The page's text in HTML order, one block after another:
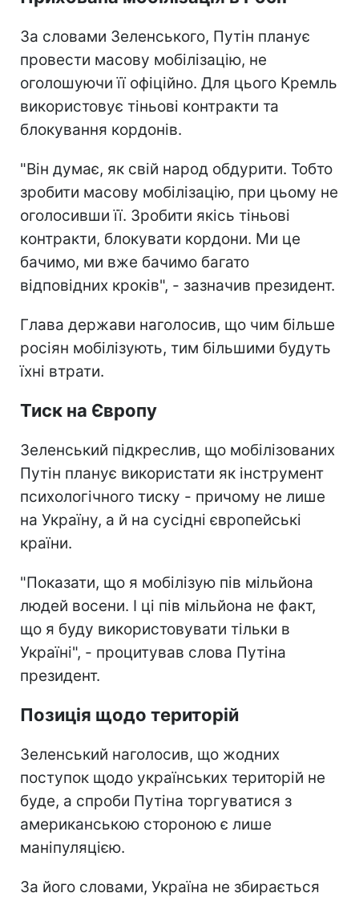
За словами Зеленського, Путін планує
провести масову мобілізацію, не
оголошуючи її офіційно. Для цього Кремль
використовує тіньові контракти та
блокування кордонів.
"Він думає, як свій народ обдурити. Тобто
зробити масову мобілізацію, при цьому не
оголосивши її. Зробити якісь тіньові
контракти, блокувати кордони. Ми це
бачимо, ми вже бачимо багато
відповідних кроків", - зазначив президент.
Глава держави наголосив, що чим більше
росіян мобілізують, тим більшими будуть
їхні втрати.
Тиск на Європу
Зеленський підкреслив, що мобілізованих
Путін планує використати як інструмент
психологічного тиску - причому не лише
на Україну, а й на сусідні європейські
країни.
"Показати, що я мобілізую пів мільйона
людей восени. І ці пів мільйона не факт,
що я буду використовувати тільки в
Україні", - процитував слова Путіна
президент.
Позиція щодо територій
Зеленський наголосив, що жодних
поступок щодо українських територій не
буде, а спроби Путіна торгуватися з
американською стороною є лише
маніпуляцією.
За його словами, Україна не збирається